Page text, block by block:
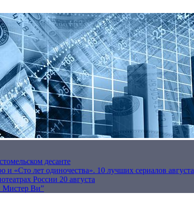
десанте
«Сто лет одиночества». 10 лучших сериалов августа
России 20 августа
Мистер Ви”